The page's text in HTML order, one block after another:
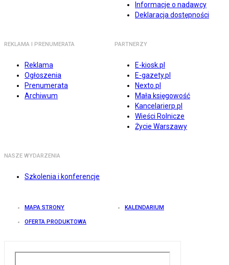
Informacje o nadawcy
Deklaracja dostępności
REKLAMA I PRENUMERATA
Reklama
Ogłoszenia
Prenumerata
Archiwum
PARTNERZY
E-kiosk.pl
E-gazety.pl
Nexto.pl
Mała księgowość
Kancelarierp.pl
Wieści Rolnicze
Życie Warszawy
NASZE WYDARZENIA
Szkolenia i konferencje
MAPA STRONY KALENDARIUM
OFERTA PRODUKTOWA